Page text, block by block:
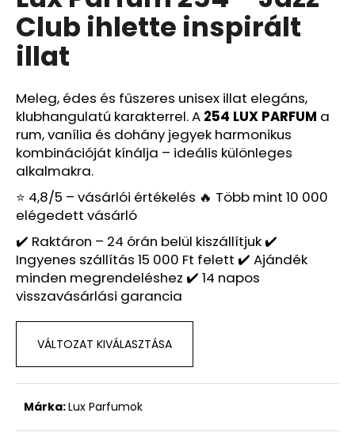
5-
ből
0,0
csillag.
Club ihlette inspirált
illat
Meleg, édes és fűszeres unisex illat elegáns,
klubhangulatú karakterrel. A 254 LUX PARFUM a
rum, vanília és dohány jegyek harmonikus
kombinációját kínálja – ideális különleges
alkalmakra.
⭐ 4,8/5 – vásárlói értékelés 🔥 Több mint 10 000
elégedett vásárló
✔️ Raktáron – 24 órán belül kiszállítjuk ✔️
Ingyenes szállítás 15 000 Ft felett ✔️ Ajándék
minden megrendeléshez ✔️ 14 napos
visszavásárlási garancia
VÁLTOZAT KIVÁLASZTÁSA
Márka:Lux Parfumok
A
j
n
l
j
u
k
LUX
PARFUM
143
–
DOLCE
VITA
IHLETTE
ILLAT
DIOR
Ft590